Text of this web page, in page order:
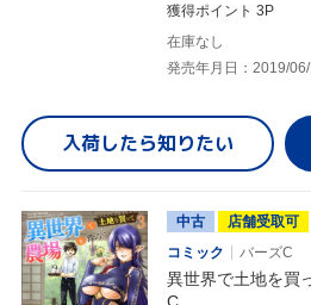
獲得ポイント 3P
在庫なし
発売年月日：2019/
入荷したら知りたい
中古
店舗受取可
コミック
バーズC
異世界で土地を買
C